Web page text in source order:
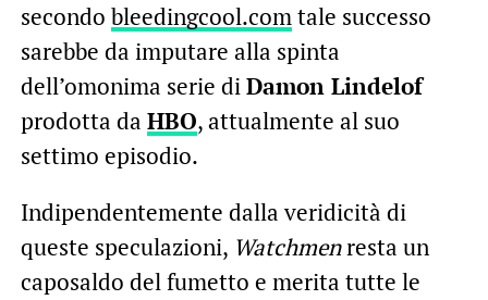
secondo bleedingcool.comtale successo
sarebbe da imputare alla spinta
dell’omonima serie diDamon Lindelof
prodotta da HBO, attualmente al suo
settimo episodio.
Indipendentemente dalla veridicità di
queste speculazioni, Watchmenresta un
caposaldo del fumetto e merita tutte le